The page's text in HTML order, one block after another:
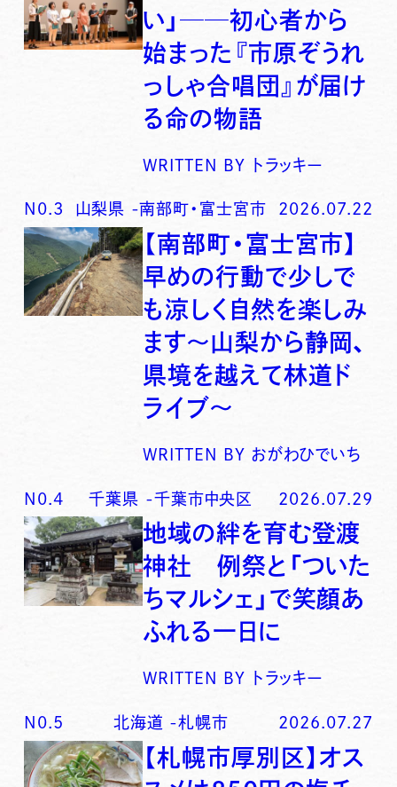
い」──初心者から
始まった『市原ぞうれ
っしゃ合唱団』が届け
る命の物語
WRITTEN BY トラッキー
N0. 3 山梨県 -南部町・富士宮市 2026.07.22
【南部町・富士宮市】
早めの行動で少しで
も涼しく自然を楽しみ
ます〜山梨から静岡、
県境を越えて林道ド
ライブ〜
WRITTEN BY おがわひでいち
N0. 4 千葉県 -千葉市中央区 2026.07.29
地域の絆を育む登渡
神社 例祭と「ついた
ちマルシェ」で笑顔あ
ふれる一日に
WRITTEN BY トラッキー
N0. 5 北海道 -札幌市 2026.07.27
【札幌市厚別区】オス